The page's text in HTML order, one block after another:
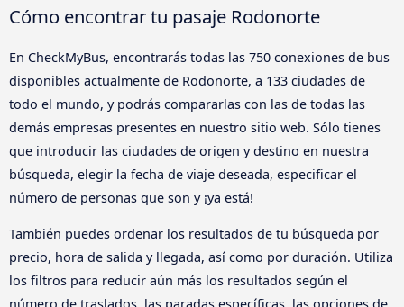
Cómo encontrar tu pasaje Rodonorte
En CheckMyBus, encontrarás todas las 750 conexiones de bus
disponibles actualmente de Rodonorte, a 133 ciudades de
todo el mundo, y podrás compararlas con las de todas las
demás empresas presentes en nuestro sitio web. Sólo tienes
que introducir las ciudades de origen y destino en nuestra
búsqueda, elegir la fecha de viaje deseada, especificar el
número de personas que son y ¡ya está!
También puedes ordenar los resultados de tu búsqueda por
precio, hora de salida y llegada, así como por duración. Utiliza
los filtros para reducir aún más los resultados según el